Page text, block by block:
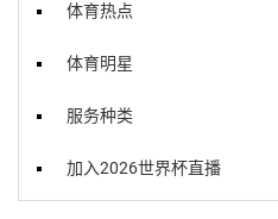
体育热点
体育明星
服务种类
加入2026世界杯直播